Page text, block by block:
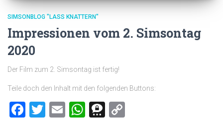
SIMSONBLOG "LASS KNATTERN"
Impressionen vom 2. Simsontag
2020
Der Film zum 2. Simsontag ist fertig!
Teile doch den Inhalt mit den folgenden Buttons:
Facebook
Twitter
EmailWhatsApp
Threema